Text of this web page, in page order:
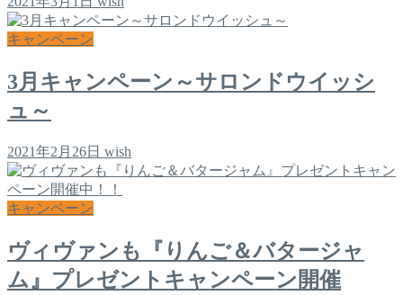
キャンペーン
3月キャンペーン～サロンドウイッシ
ュ～
2021年2月26日 wish
キャンペーン
ヴィヴァンも『りんご＆バタージャ
ム』プレゼントキャンペーン開催